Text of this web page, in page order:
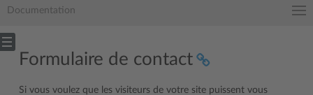
Documentation
Formulaire de contact
Si vous voulez que les visiteurs de votre site puissent vous